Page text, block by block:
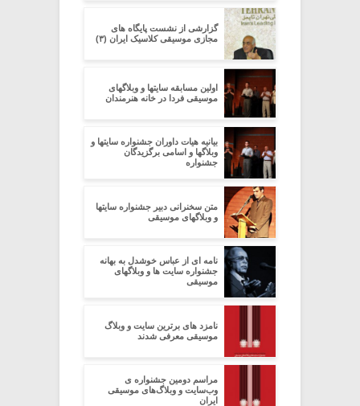
گزارشی از نشست پایگاه های
مجازی موسیقی کلاسیک ایران (۳)
اولین مسابقه سایتها و وبلاگهای
موسیقی فردا در خانه هنرمندان
بیانیه هیات داوران جشنواره سایتها و
وبلاگها و اسامی برگزیدگان
جشنواره
متن سخنرانی دبیر جشنواره سایتها
و وبلاگهای موسیقی
نامه ای از عباس خوشدل به بهانه
جشنواره سایت ها و وبلاگهای
موسیقی
نامزد های برترین سایت و وبلاگ
موسیقی معرفی شدند
مراسم دومین جشنواره ی
وب‌سایت و وبلاگ‌های موسیقی
ایران